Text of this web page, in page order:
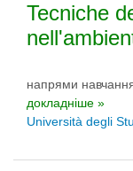
Tecniche
напрями
докладніше »
Università degli